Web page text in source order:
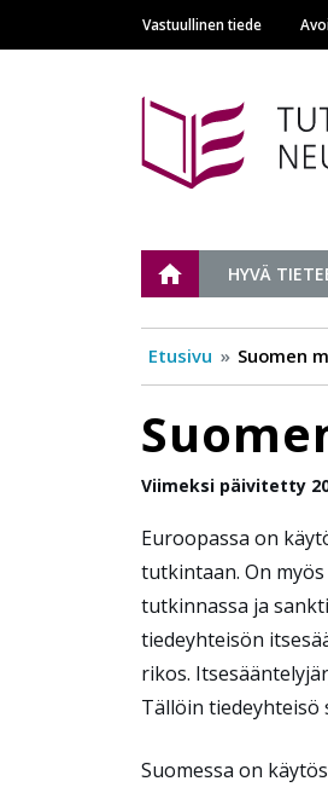
Main
Vastuullinen tiede
ETUSIVUHYVÄ
Etusivu Suomen
Viimeksi päivitetty
Euroopassa on
tutkintaan. On
tutkinnassa ja
tiedeyhteisön
rikos.
Tällöin tiedeyhteisö
Suomessa on